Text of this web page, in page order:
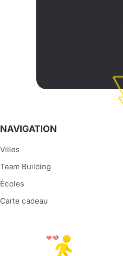
NAVIGATION
Villes
Team Building
Écoles
Carte cadeau